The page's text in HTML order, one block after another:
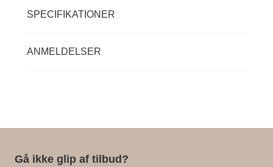
SPECIFIKATIONER
ANMELDELSER
Gå ikke glip af tilbud?